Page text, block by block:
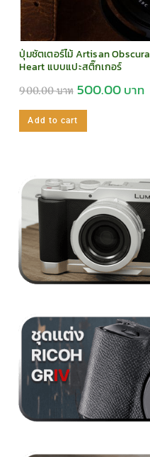
ปุ่มชัตเตอร์ไม้ Artisan Obscura
Heart แบบแปะสติ๊กเกอร์
900.00 500.00
Add to cart